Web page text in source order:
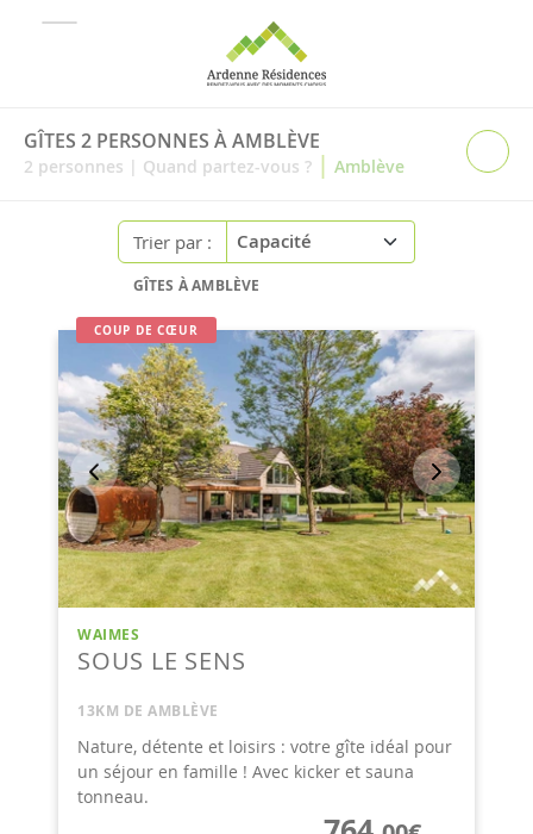
GÎTES 2 PERSONNES À AMBLÈVE
2 personnes | Quand partez-vous ? | Amblève
Trier par :
GÎTES À AMBLÈVE